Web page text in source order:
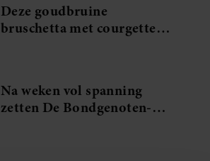
Deze goudbruine
bruschetta met courgette
Na weken vol spanning
zetten De Bondgenoten-